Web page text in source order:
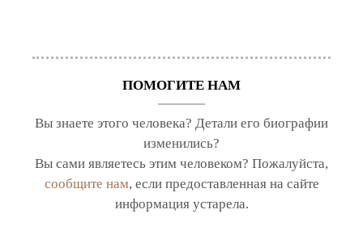
ПОМОГИТЕ НАМ
Вы знаете этого человека? Детали его биографии
изменились?
Вы сами являетесь этим человеком? Пожалуйста,
сообщите нам, если предоставленная на сайте
информация устарела.